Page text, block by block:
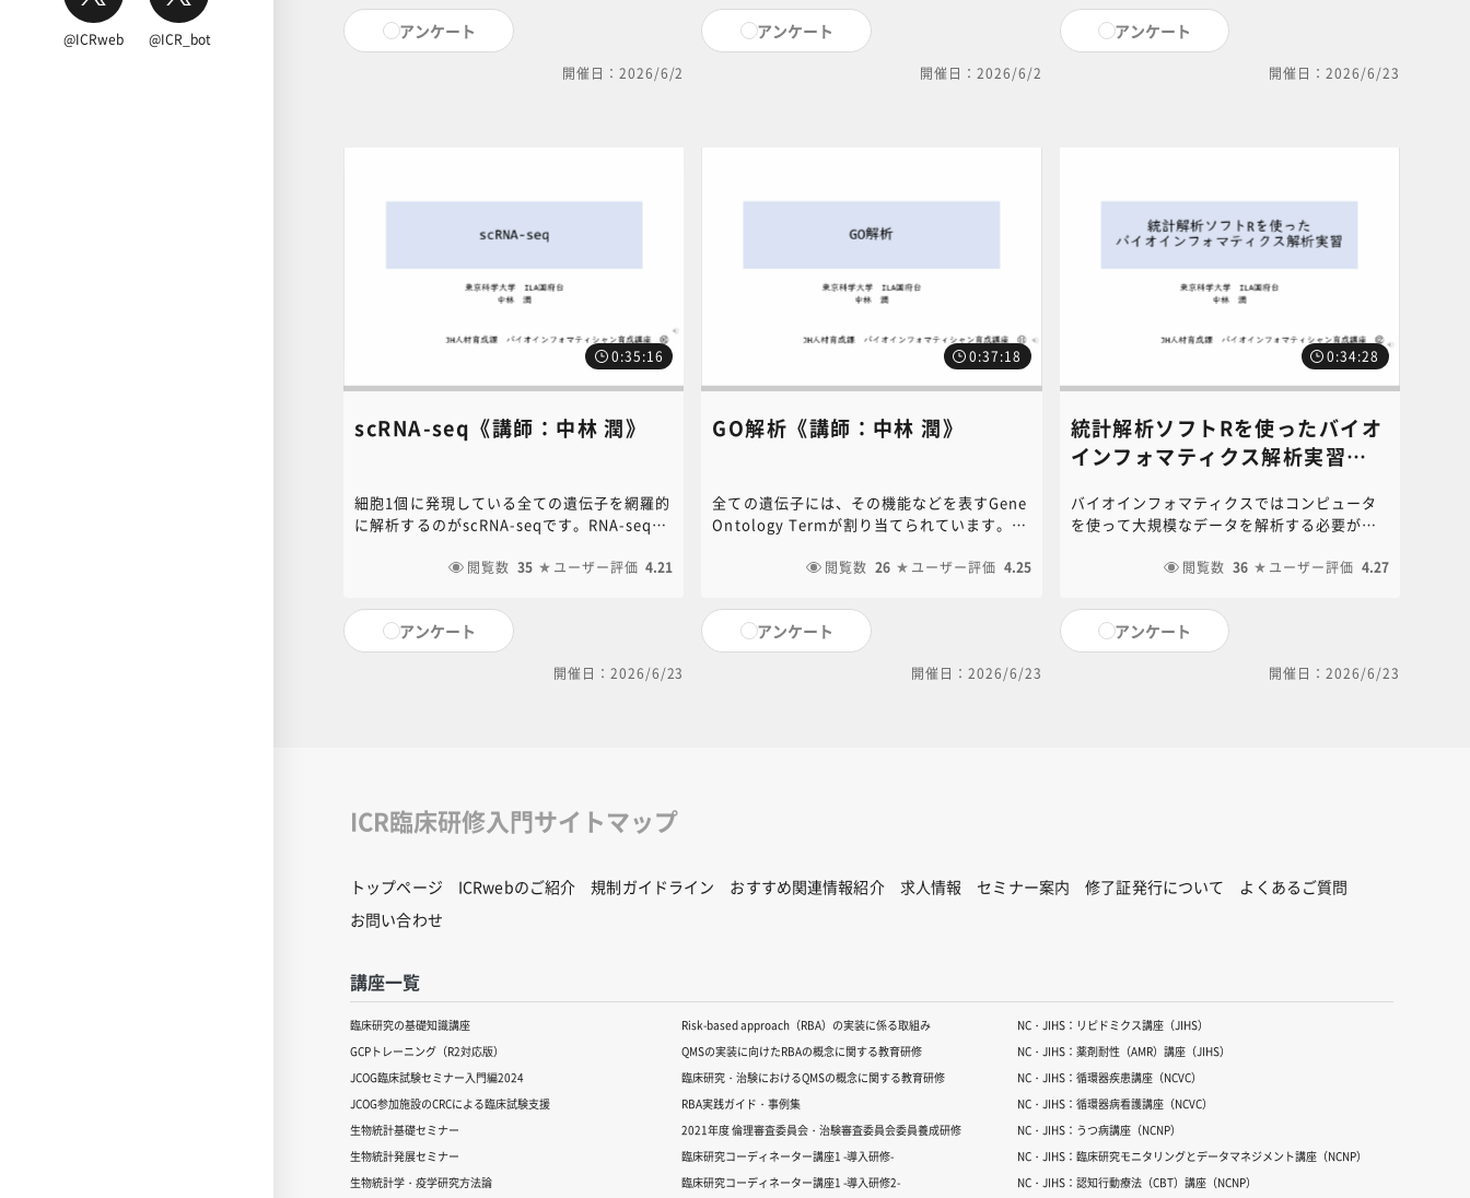
@ICRweb @ICR_bot
educ.jimu@jh.ncgm.go.jp）までご連絡く
ださい。アンケート
開催日：2026/6/2
JIHS共通教育講座中央事務局（6nc-
educ.jimu@jh.ncgm.go.jp）までご連絡く
ださい。
アンケート
開催日：2026/6/2
コンテンツに関するお問い合わせは、NC・
JIHS共通教育講座中央事務局（6nc-
educ.jimu@jh.ncgm.go.jp）までご連絡く
アンケート
開催日：2026/6/23
0:35:16
scRNA-seq《講師：中林 潤》
細胞1個に発現している全ての遺伝子を網羅的
に解析するのがscRNA-seqです。RNA-seqの
胞数は数千個に及びます。このような大量の
析手法が必要となりますが、ここではその方
法を説明していきます。本コンテンツに関す
るお問い合わせは、NC・JIHS共通教育講座中
閲覧数 35 ユーザー評価 4.21
アンケート
開催日：2026/6/23
0:37:18
GO解析《講師：中林 潤》
全ての遺伝子には、その機能などを表すGene
Ontology Termが割り当てられています。遺
の機能などを推測することができます。この
と方法を説明します。本コンテンツに関する
お問い合わせは、NC・JIHS共通教育講座中央
事務局（6nc-educ.jimu@jh.ncgm.go.jp）
閲覧数 26 ユーザー評価 4.25
アンケート
開催日：2026/6/23
0:34:28
統計解析ソフトRを使ったバイオ
インフォマティクス解析実習
バイオインフォマティクスではコンピュータ
を使って大規模なデータを解析する必要があ
で解析を実行しますが、ここではオープンソ
ータによるバイオインフォマティクス解析実
習を行います。本コンテンツに関するお問い
合わせは、NC・JIHS共通教育講座中央事務局
（6nc-educ.jimu@jh.ncgm.go.jp）までご
閲覧数 36 ユーザー評価 4.27
アンケート
開催日：2026/6/23
ICR臨床研修入門サイトマップ
トップページ ICRwebのご紹介 規制ガイドライン おすすめ関連情報紹介 求人情報 セミナー案内 修了証発行について
よくあるご質問
お問い合わせ
講座一覧
臨床研究の基礎知識講座
GCPトレーニング（R2対応版）
JCOG臨床試験セミナー入門編2024
JCOG参加施設のCRCによる臨床試験支援
生物統計基礎セミナー
生物統計発展セミナー
生物統計学・疫学研究方法論
Risk-based approach（RBA）の実装に係る取組み
QMSの実装に向けたRBAの概念に関する教育研修
臨床研究・治験におけるQMSの概念に関する教育研修
RBA実践ガイド・事例集
2021年度 倫理審査委員会・治験審査委員会委員養成研修
臨床研究コーディネーター講座1 -導入研修-
臨床研究コーディネーター講座1 -導入研修2-
NC・JIHS：リピドミクス講座（JIHS）
NC・JIHS：薬剤耐性（AMR）講座（JIHS）
NC・JIHS：循環器疾患講座（NCVC）
NC・JIHS：循環器病看護講座（NCVC）
NC・JIHS：うつ病講座（NCNP）
NC・JIHS：臨床研究モニタリングとデータマネジメント講座（NCNP）
NC・JIHS：認知行動療法（CBT）講座（NCNP）